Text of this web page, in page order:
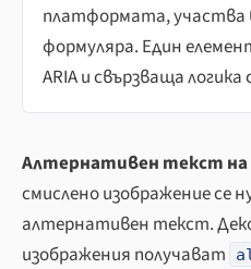
платформата, участва
формуляра. Един
ARIA и свързваща
Алтернативен текст
смислено изображение се
алтернативен текст.
изображения получават